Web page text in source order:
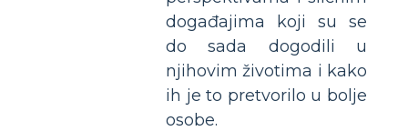
događajima koji su se
do sada dogodili u
njihovim životima i kako
ih je to pretvorilo u bolje
osobe.